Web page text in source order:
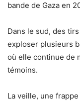
bande de Gaza en
Dans le sud, des
exploser plusieurs
où elle continue de
témoins.
La veille, une